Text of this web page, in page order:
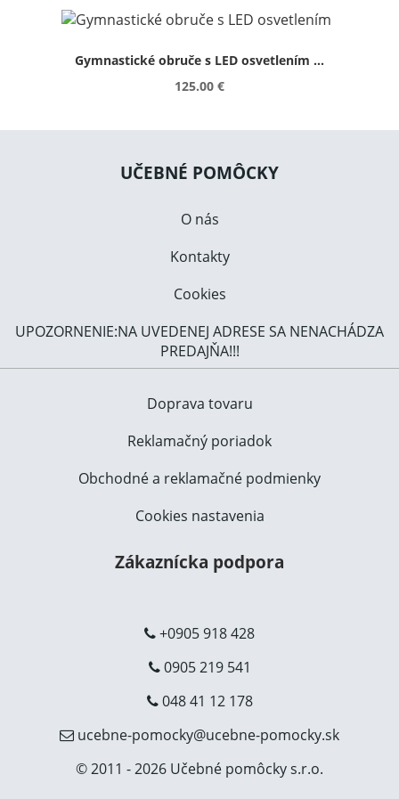
Gymnastické obruče s LED osvetlením ...
125.00 €
UČEBNÉ POMÔCKY
O nás
Kontakty
Cookies
UPOZORNENIE:NA UVEDENEJ ADRESE SA NENACHÁDZA
PREDAJŇA!!!
Doprava tovaru
Reklamačný poriadok
Obchodné a reklamačné podmienky
Cookies nastavenia
Zákaznícka podpora
+0905 918 428
0905 219 541
048 41 12 178
ucebne-pomocky@ucebne-pomocky.sk
© 2011 - 2026 Učebné pomôcky s.r.o.